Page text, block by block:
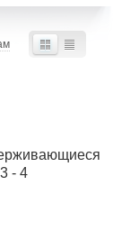
- 4